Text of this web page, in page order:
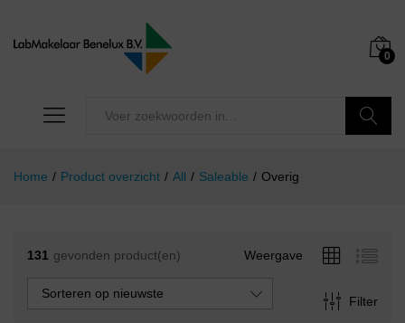
0
Home / Product overzicht / All / Saleable / Overig
131 gevonden product(en) Weergave
Filter
Sorteren op nieuwste